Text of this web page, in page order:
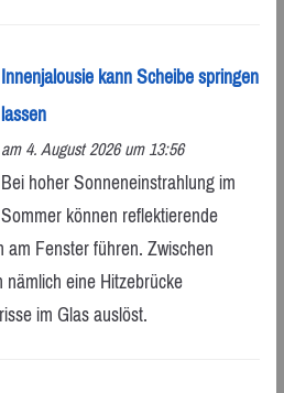
Innenjalousie kann Scheibe springen
lassen
am 4. August 2026 um 13:56
Bei hoher Sonneneinstrahlung im
Sommer können reflektierende
Fenster führen. Zwischen
eine Hitzebrücke
im Glas auslöst.